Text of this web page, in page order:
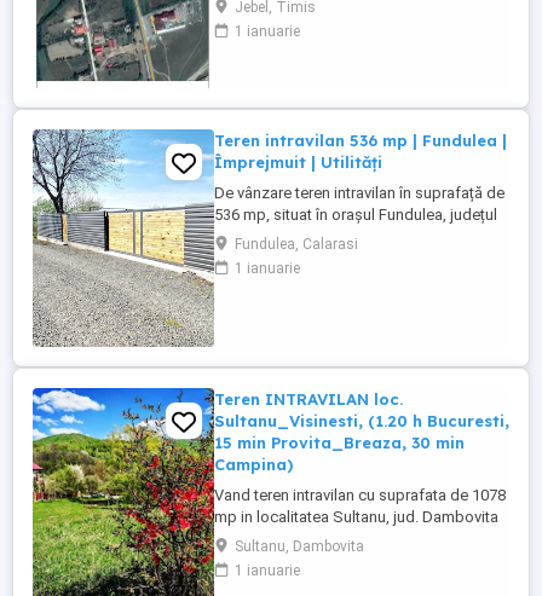
PROFITABILĂ? Avem exact ce îți trebuie!
Teren de vânzare 2.090 mp SITUAT
reprezintă o alegere inteligentă pentru ...
Jebel, Timis
1 ianuarie
Teren intravilan 536 mp | Fundulea |
Împrejmuit | Utilități
De vânzare teren intravilan în suprafață de
536 mp, situat în orașul Fundulea, județul
Călărași, într-o zonă rezidențială bine
poziționată, în apropierea DN3, cu acces
rapid către București prin Autostrada A2 și
Fundulea, Calarasi
1 ianuarie
Teren INTRAVILAN loc.
Sultanu_Visinesti, (1.20 h Bucuresti,
15 min Provita_Breaza, 30 min
Campina)
Vand teren intravilan cu suprafata de 1078
mp in localitatea Sultanu, jud. Dambovita
Este poziționat ideal cu vedere
panoramica si ieșire directă la pădure.
Toata suprafata de 1078 mp se afla in
Sultanu, Dambovita
1 ianuarie